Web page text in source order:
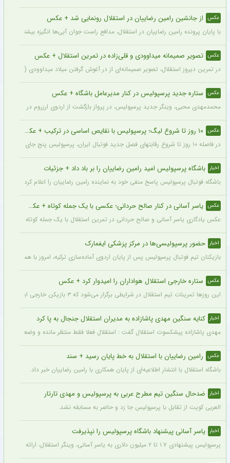
عکس از جانشین رامین رضاییان در استقلال رونمایی شد + عکس
با پایان پرونده رامین رضاییان در استقلال، مدافع راست جوان آبی‌ها انگیزه بیشتری
عکس تصویر صمیمانه میداوودی و قلی‌زاده در تمرین استقلال + عکس
در تمرین دیروز استقلال، تصویر صمیمانه‌ای از در آغوش گرفتن میلاد میداوودی (مربی
عکس ستاره جدید پرسپولیس در کنار مدیرعامل باشگاه + عکس
محمدمهدی محبی، وینگر جدید پرسپولیس، در پرواز بازگشت از اردوی ارزروم در کنار
عکس ۱۰ روز تا شروع لیگ؛ پرسپولیس با نقایص اساسی در ترکیب + عکس
در فاصله ۱۰ روز تا شروع رقابتهای فصل جدید فوتبال ایران، پرسپولیس پنج جای خالی در فهرست بزرگسالان خود می‌بیند و البته نقایصی که در صورت عدم تکمیل تیم، میتواند آسیب بزرگی را در طول فصل به این تیم بزند. سرخپوشان در این پنجره نقل و انتقالات ۸ خرید را انجام دادند اما باتوجه به ضعف اسکواد فصل گذشته و همچنین کنار گذاشتن شش بازیکن، همچنان چند پست در تیم پرسپولیس خالی است.
اخبار باشگاه پرسپولیس امید رامین رضاییان را بر باد داد + جزئیات
باشگاه فوتبال پرسپولیس پاسخ منفی خود به نماینده رامین رضاییان را اعلام کرد.
عکس یاسر آسانی در کنار صالح حردانی؛ عکسی با یک جمله کوتاه + عکس
عکس یادگاری یاسر آسانی و صالح حردانی در تمرین استقلال با یک جمله کوتاه از سوی
اخبار حضور پرسپولیسی‌ها در مرکز پزشکی ایفمارک
بازیکنان تیم فوتبال پرسپولیس پس از پایان اردوی آماده‌سازی ترکیه، امروز با
عکس ستاره خارجی استقلال هواداران را امیدوار کرد + عکس
این روزها تمرینات تیم استقلال در شرایطی برگزار می‌شود که ۳ بازیکن خارجی این تیم با قدرت در کنار دیگر بازیکنان داخلی استقلال مشغول تمرین کردن هستند.
اخبار کنایه سنگین مهدی پاشازاده به مدیران استقلال جنجال به پا کرد
مهدی پاشازاده پیشکسوت استقلال گفت : استقلال فعلا فقط منتظر مانده و وضعیت
عکس رامین رضاییان با استقلال به خط پایان رسید + سند
باشگاه استقلال با انتشار اطلاعیه‌ای از پایان همکاری با رامین رضاییان خبر داد.
اخبار ضدحال سنگین تیم مطرح عربی به پرسپولیس و مهدی تارتار
العربی کویت از تقابل با پرسپولیس جا زد و حاضر به مسابقه نشد.
اخبار یاسر آسانی پیشنهاد باشگاه پرسپولیس را نپذیرفت
پرسپولیس پیشنهادی ۱.۷ تا ۲ میلیون دلاری به یاسر آسانی، وینگر استقلال، ارائه کرد، اما او نپذیرفت. آسانی تأکید کرد در فوتبال ایران فقط برای استقلال بازی خواهد کرد.